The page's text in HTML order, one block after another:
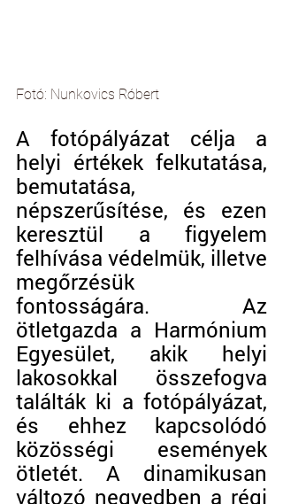
Fotó: Nunkovics Róbert
A fotópályázat célja a
helyi értékek felkutatása,
bemutatása,
népszerűsítése, és ezen
keresztül a figyelem
felhívása védelmük, illetve
megőrzésük
fontosságára. Az
ötletgazda a Harmónium
Egyesület, akik helyi
lakosokkal összefogva
találták ki a fotópályázat,
és ehhez kapcsolódó
közösségi események
ötletét. A dinamikusan
változó negyedben a régi